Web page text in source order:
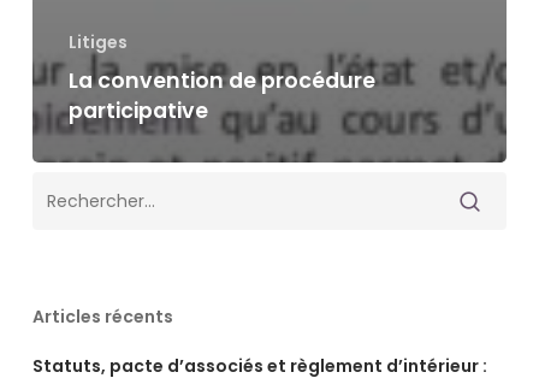
Litiges
La convention de procédure
participative
Articles récents
Statuts, pacte d’associés et règlement d’intérieur :